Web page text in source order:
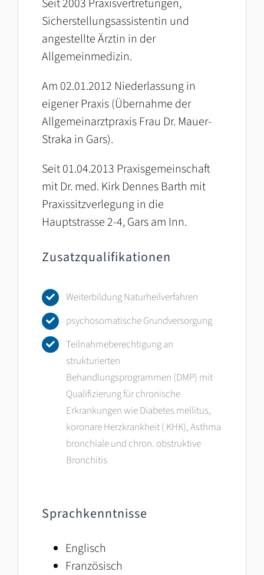
Seit 2003 Praxisvertretungen,
Sicherstellungsassistentin und
angestellte Ärztin in der
Allgemeinmedizin.
Am 02.01.2012 Niederlassung in
eigener Praxis (Übernahme der
Allgemeinarztpraxis Frau Dr. Mauer-
Straka in Gars).
Seit 01.04.2013 Praxisgemeinschaft
mit Dr. med. Kirk Dennes Barth mit
Praxissitzverlegung in die
Hauptstrasse 2-4, Gars am Inn.
Zusatzqualifikationen
Weiterbildung Naturheilverfahren
psychosomatische Grundversorgung
Teilnahmeberechtigung an
strukturierten
Behandlungsprogrammen (DMP) mit
Qualifizierung für chronische
Erkrankungen wie Diabetes mellitus,
koronare Herzkrankheit ( KHK), Asthma
bronchiale und chron. obstruktive
Bronchitis
Sprachkenntnisse
Englisch
Französisch